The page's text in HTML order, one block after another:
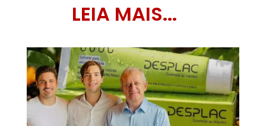
LEIA MAIS...